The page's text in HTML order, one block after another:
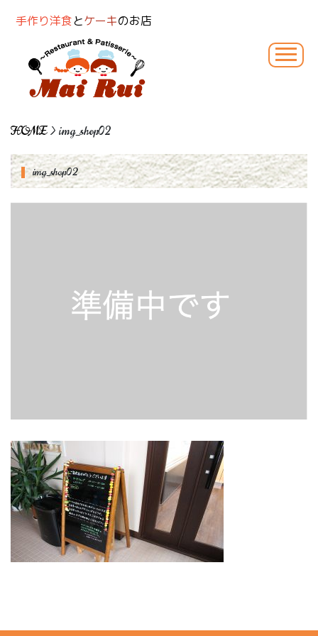
手作り洋食とケーキのお店
HOME> img_shop02
img_shop02